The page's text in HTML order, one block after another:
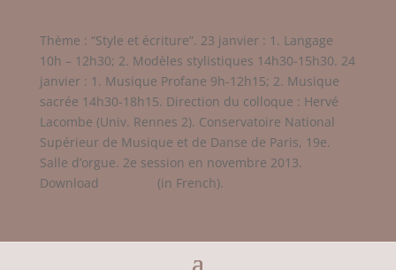
Thème : “Style et écriture”. 23 janvier : 1. Langage
10h – 12h30; 2. Modèles stylistiques 14h30-15h30. 24
janvier : 1. Musique Profane 9h-12h15; 2. Musique
sacrée 14h30-18h15. Direction du colloque : Hervé
Lacombe (Univ. Rennes 2). Conservatoire National
Supérieur de Musique et de Danse de Paris, 19e.
Salle d’orgue. 2e session en novembre 2013.
Download
(in French).